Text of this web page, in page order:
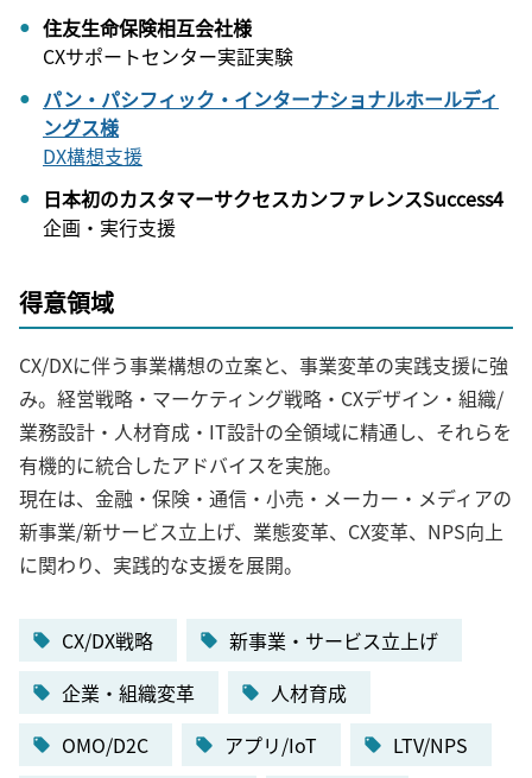
住友生命保険相互会社様
CXサポートセンター実証実験
パン・パシフィック・インターナショナルホールディ
ングス様
DX構想支援
日本初のカスタマーサクセスカンファレンスSuccess4
企画・実行支援
得意領域
CX/DXに伴う事業構想の立案と、事業変革の実践支援に強
み。経営戦略・マーケティング戦略・CXデザイン・組織/
業務設計・人材育成・IT設計の全領域に精通し、それらを
有機的に統合したアドバイスを実施。
現在は、金融・保険・通信・小売・メーカー・メディアの
新事業/新サービス立上げ、業態変革、CX変革、NPS向上
に関わり、実践的な支援を展開。
CX/DX戦略
新事業・サービス立上げ
企業・組織変革
人材育成
OMO/D2C
アプリ/IoT
LTV/NPS